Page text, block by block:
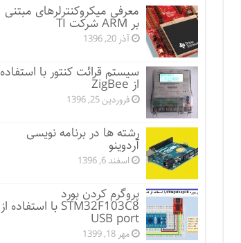
معرفی میکروکنترلرهای مبتنی
بر ARM شرکت TI
آذر 20, 1396
سيستم قرائت كنتور با استفاده
از ZigBee
فروردین 25, 1396
رشته‌ ها در برنامه نویسی
آردوینو
اسفند 6, 1396
پروگرم کردن بورد
STM32F103C8 با استفاده از
USB port
مهر 18, 1399